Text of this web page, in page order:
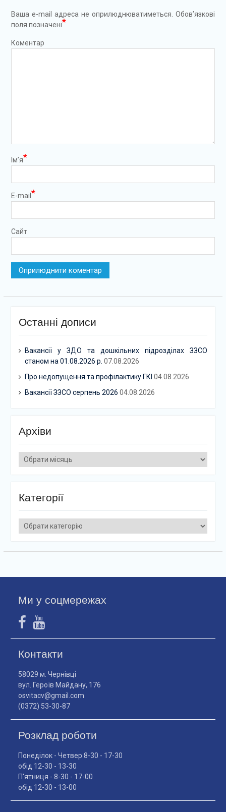
Ваша e-mail адреса не оприлюднюватиметься. Обов’язкові
поля позначені*
Коментар
Ім’я*
E-mail *
Сайт
Останні дописи
Вакансії у ЗДО та дошкільних підрозділах ЗЗСО
станом на 01.08.2026 р. 07.08.2026
Про недопущення та профілактику ГКІ 04.08.2026
Вакансії ЗЗСО серпень 2026 04.08.2026
Архіви
Архіви
Категорії
Категорії
Ми у соцмережах
Контакти
58029 м. Чернівці
вул. Героїв Майдану, 176
osvitacv@gmail.com
(0372) 53-30-87
Розклад роботи
Понеділок - Четвер 8-30 - 17-30
обід 12-30 - 13-30
П'ятниця - 8-30 - 17-00
обід 12-30 - 13-00